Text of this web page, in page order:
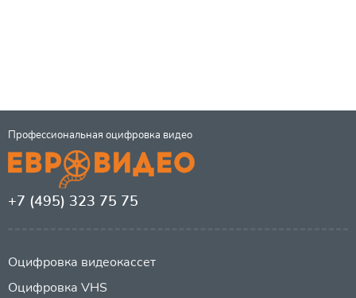
Профессиональная оцифровка видео
+7 (495) 323 75 75
Оцифровка видеокассет
Оцифровка VHS